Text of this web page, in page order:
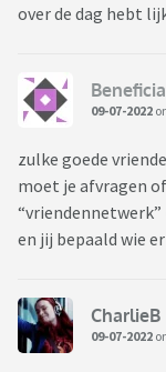
over de dag hebt
09-07-2022
zulke goede
moet je afvragen
en jij bepaald wie
CharlieB
09-07-2022